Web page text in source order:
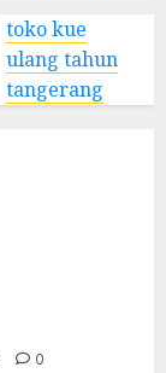
toko kue
ulang tahun
tangerang
0